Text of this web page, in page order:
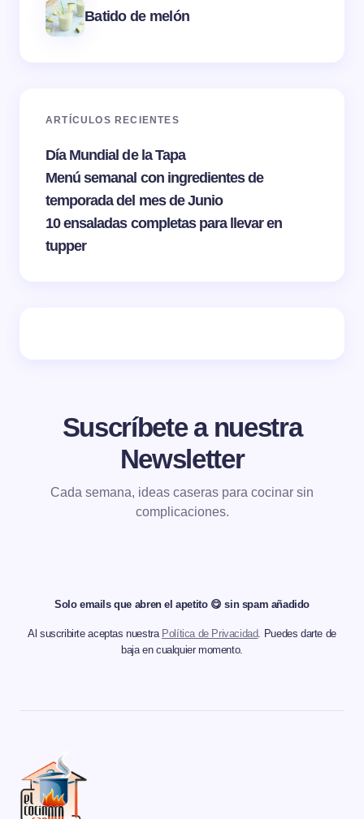
Batido de melón
ARTÍCULOS RECIENTES
Día Mundial de la Tapa
Menú semanal con ingredientes de
temporada del mes de Junio
10 ensaladas completas para llevar en
tupper
Suscríbete a nuestra
Newsletter
Cada semana, ideas caseras para cocinar sin
complicaciones.
Solo emails que abren el apetito 😋 sin spam añadido
Al suscribirte aceptas nuestra Política de Privacidad. Puedes darte de
baja en cualquier momento.